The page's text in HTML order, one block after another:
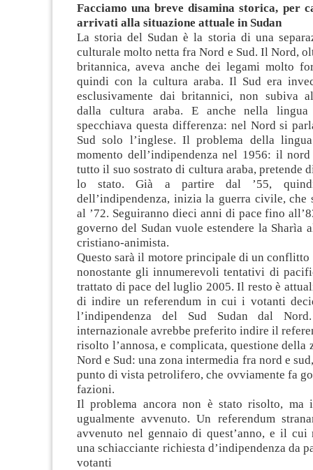
Facciamo una breve disamina storica, per
arrivati alla situazione attuale in Sudan
La storia del Sudan è la storia di una
culturale molto netta fra Nord e Sud. Il Nord,
britannica, aveva anche dei legami molto
quindi con la cultura araba. Il Sud era
esclusivamente dai britannici, non subiva
dalla cultura araba. E anche nella lingua
specchiava questa differenza: nel Nord si
Sud solo l’inglese. Il problema della
momento dell’indipendenza nel 1956: il
tutto il suo sostrato di cultura araba, pretende
lo stato. Già a partire dal ’55,
dell’indipendenza, inizia la guerra civile,
al ’72. Seguiranno dieci anni di pace fino
governo del Sudan vuole estendere la Sharìa
cristiano-animista.
Questo sarà il motore principale di un conflitto
nonostante gli innumerevoli tentativi di
trattato di pace del luglio 2005. Il resto è
di indire un referendum in cui i votanti
l’indipendenza del Sud Sudan dal
internazionale avrebbe preferito indire il
risolto l’annosa, e complicata, questione della
Nord e Sud: una zona intermedia fra nord e
punto di vista petrolifero, che ovviamente fa
fazioni.
Il problema ancora non è stato risolto, ma
ugualmente avvenuto. Un referendum
avvenuto nel gennaio di quest’anno, e il cui
una schiacciante richiesta d’indipendenza da
votanti